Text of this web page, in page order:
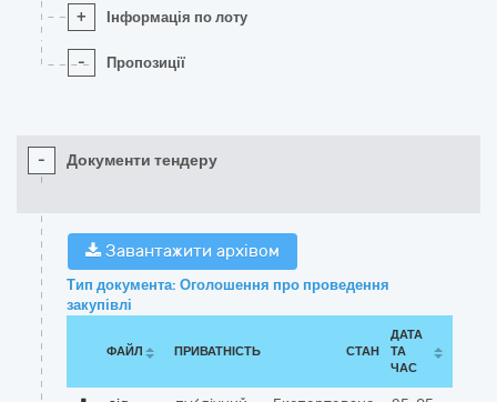
+ Інформація по лоту
- Пропозиції
- Документи тендеру
Завантажити архівом
Тип документа: Оголошення про проведення
закупівлі
ФАЙЛ ПРИВАТНІСТЬ СТАН
ДАТА
ТА
ЧАС